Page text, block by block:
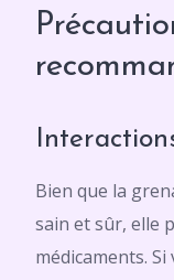
Bien que la
sain et sûr, elle
médicaments.